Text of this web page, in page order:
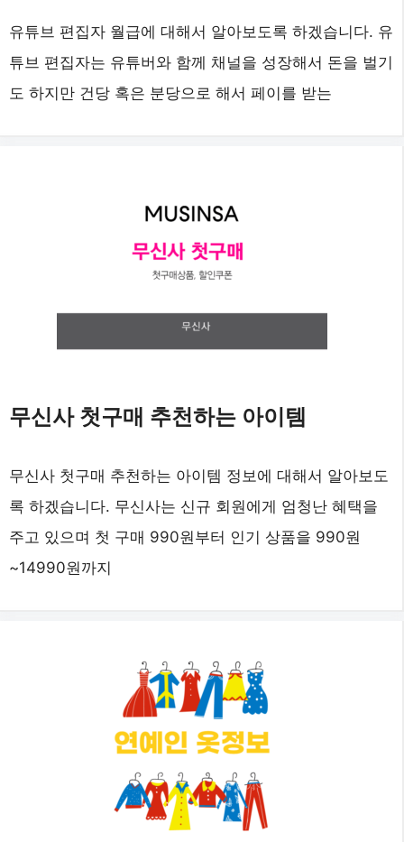
유튜브 편집자 월급에 대해서 알아보도록 하겠습니다. 유
튜브 편집자는 유튜버와 함께 채널을 성장해서 돈을 벌기
도 하지만 건당 혹은 분당으로 해서 페이를 받는
무신사 첫구매 추천하는 아이템
무신사 첫구매 추천하는 아이템 정보에 대해서 알아보도
록 하겠습니다. 무신사는 신규 회원에게 엄청난 혜택을
주고 있으며 첫 구매 990원부터 인기 상품을 990원
~14990원까지